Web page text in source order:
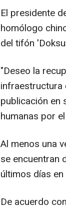
El presidente
homólogo
del tifón
"Deseo la
infraestructura
publicación en
humanas por
Al menos una
se encuentran
últimos días en
De acuerdo